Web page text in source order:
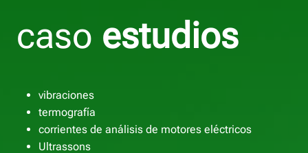
caso estudios
vibraciones
termografía
corrientes de análisis de motores eléctricos
Ultrassons